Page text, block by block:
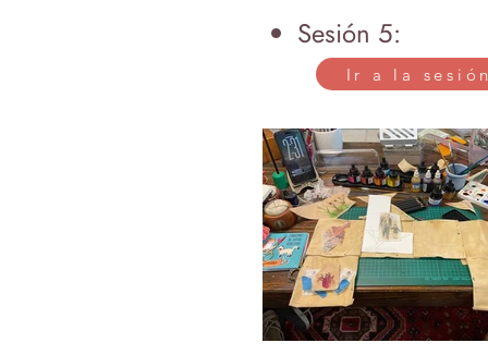
Sesión 5:
Ir a la